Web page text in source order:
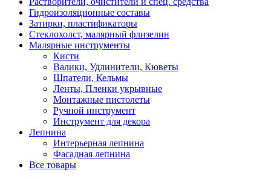
Гидроизоляционные составы
Затирки, пластификаторы
Стеклохолст, малярный флизелин
Малярные инструменты
Кисти
Валики, Удлинители, Кюветы
Шпатели, Кельмы
Ленты, Пленки укрывные
Монтажные пистолеты
Ручной инструмент
Инструмент для декора
Лепнина
Интерьерная лепнина
Фасадная лепнина
Все товары